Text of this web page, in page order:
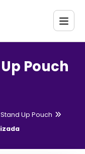
Pouch
Up Pouch